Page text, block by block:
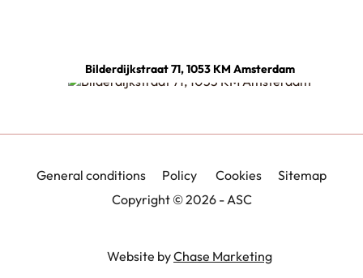
Bilderdijkstraat 71, 1053 KM Amsterdam
General conditions
Policy
Copyright © 2026 - ASC
Cookies Sitemap
Website byChase Marketing